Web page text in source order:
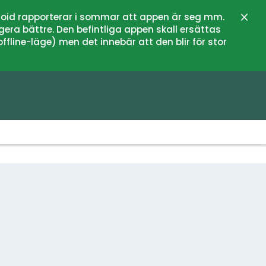
rapporterar i sommar att appen är seg mm.
bättre. Den befintliga appen skall ersättas
läge) men det innebär att den blir för stor